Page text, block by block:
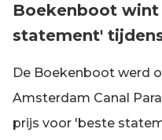
Boekenboot
statement'
De Boekenboot werd
Amsterdam Canal
prijs voor 'beste